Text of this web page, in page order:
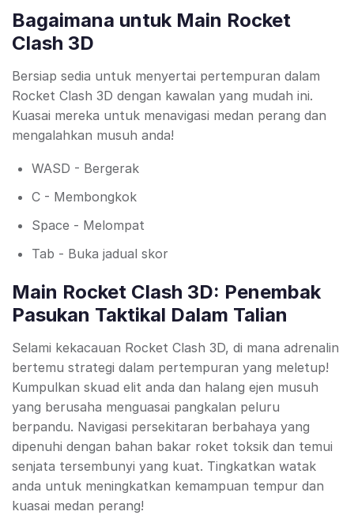
Bagaimana untuk Main Rocket
Clash 3D
Bersiap sedia untuk menyertai pertempuran dalam
Rocket Clash 3D dengan kawalan yang mudah ini.
Kuasai mereka untuk menavigasi medan perang dan
mengalahkan musuh anda!
WASD - Bergerak
C - Membongkok
Space - Melompat
Tab - Buka jadual skor
Main Rocket Clash 3D: Penembak
Pasukan Taktikal Dalam Talian
Selami kekacauan Rocket Clash 3D, di mana adrenalin
bertemu strategi dalam pertempuran yang meletup!
Kumpulkan skuad elit anda dan halang ejen musuh
yang berusaha menguasai pangkalan peluru
berpandu. Navigasi persekitaran berbahaya yang
dipenuhi dengan bahan bakar roket toksik dan temui
senjata tersembunyi yang kuat. Tingkatkan watak
anda untuk meningkatkan kemampuan tempur dan
kuasai medan perang!